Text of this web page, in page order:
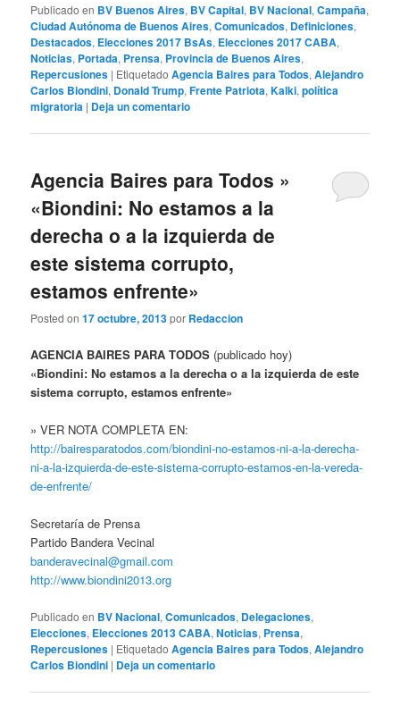
Publicado en BV Buenos Aires, BV Capital, BV Nacional,Campaña,
Ciudad Autónoma de Buenos Aires,Comunicados, Definiciones,
Destacados, Elecciones 2017 BsAs, Elecciones 2017 CABA,
Noticias, Portada, Prensa, Provincia de Buenos Aires,
Repercusiones | Etiquetado Agencia Baires para Todos,Alejandro
Carlos Biondini, Donald Trump,Frente Patriota,Kalki,política
migratoria | Deja un comentario
Agencia Baires para Todos »
«Biondini: No estamos a la
derecha o a la izquierda de
este sistema corrupto,
estamos enfrente»
Posted on17 octubre, 2013por Redaccion
AGENCIA BAIRES PARA TODOS (publicado hoy)
«Biondini: No estamos a la derecha o a la izquierda de este
sistema corrupto, estamos enfrente»
» VER NOTA COMPLETA EN:
http://bairesparatodos.com/biondini-no-estamos-ni-a-la-derecha-
ni-a-la-izquierda-de-este-sistema-corrupto-estamos-en-la-vereda-
de-enfrente/
Secretaría de Prensa
Partido Bandera Vecinal
banderavecinal@gmail.com
http://www.biondini2013.org
Publicado en BV Nacional,Comunicados, Delegaciones,
Elecciones, Elecciones 2013 CABA,Noticias, Prensa,
Repercusiones | Etiquetado Agencia Baires para Todos,Alejandro
Carlos Biondini | Deja un comentario